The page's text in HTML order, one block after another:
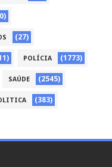
(27)
POLÍCIA (1773)
SAÚDE (2545)
(383)